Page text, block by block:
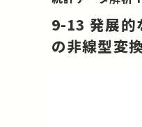
9-13 発展的
の非線型変換